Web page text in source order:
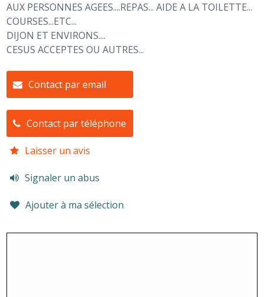
AUX PERSONNES AGEES....REPAS... AIDE A LA TOILETTE...
COURSES...ETC...
DIJON ET ENVIRONS....
CESUS ACCEPTES OU AUTRES...
Contact par email
Contact par téléphone
Laisser un avis
Signaler un abus
Ajouter à ma sélection